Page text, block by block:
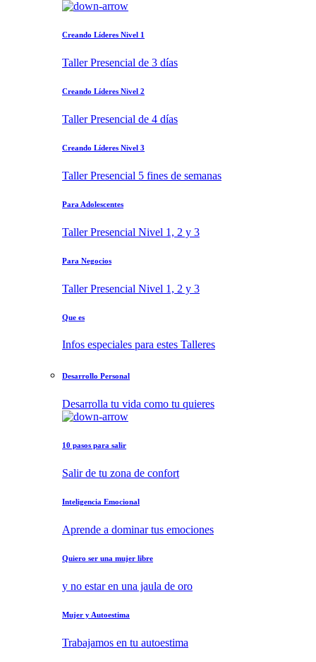
Creando Líderes Nivel 1
Taller Presencial de 3 días
Creando Líderes Nivel 2
Taller Presencial de 4 días
Creando Líderes Nivel 3
Taller Presencial 5 fines de semanas
Para Adolescentes
Taller Presencial Nivel 1, 2 y 3
Para Negocios
Taller Presencial Nivel 1, 2 y 3
Que es
Infos especiales para estes Talleres
Desarrollo Personal
Desarrolla tu vida como tu quieres
10 pasos para salir
Salir de tu zona de confort
Inteligencia Emocional
Aprende a dominar tus emociones
Quiero ser una mujer libre
y no estar en una jaula de oro
Mujer y Autoestima
Trabajamos en tu autoestima